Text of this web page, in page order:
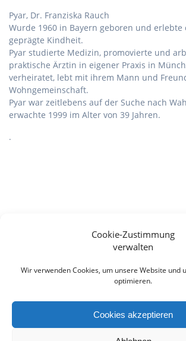
Cookie-Zustimmung
verwalten
Wir verwenden Cookies, um unsere Website und
optimieren.
Cookies akzeptieren
Pyar, Dr. Franziska Rauch
Wurde 1960 in Bayern geboren und
geprägte Kindheit.
Pyar studierte Medizin, promovierte und
praktische Ärztin in eigener Praxis in
verheiratet, lebt mit ihrem Mann und
Wohngemeinschaft.
Pyar war zeitlebens auf der Suche nach
erwachte 1999 im Alter von 39 Jahren.
.
[wpi_designer_button id=1766]
[wpi_designer_button id=759]
Beitragsnavigation